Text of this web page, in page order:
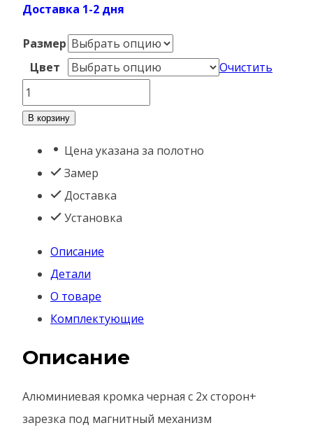
Доставка 1-2 дня
Размер
Цвет
Очистить
Количество
товара
В корзину
Цена указана за полотно
Замер
Доставка
Установка
Описание
Детали
О товаре
Комплектующие
Описание
Алюминиевая кромка черная с 2х сторон+
зарезка под магнитный механизм